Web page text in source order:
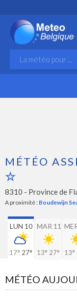
MÉTÉO
8310 - Province de
A proximité : Boudewijn
LUN 10
17° 27°
MAR 11
13° 27° 13°
MÉTÉO